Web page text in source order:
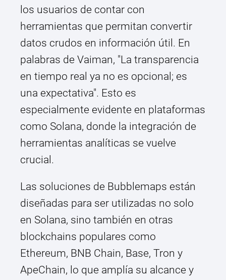
los usuarios de contar con
herramientas que permitan convertir
datos crudos en información útil. En
palabras de Vaiman, "La transparencia
en tiempo real ya no es opcional; es
una expectativa". Esto es
especialmente evidente en plataformas
como Solana, donde la integración de
herramientas analíticas se vuelve
crucial.
Las soluciones de Bubblemaps están
diseñadas para ser utilizadas no solo
en Solana, sino también en otras
blockchains populares como
Ethereum, BNB Chain, Base, Tron y
ApeChain, lo que amplía su alcance y